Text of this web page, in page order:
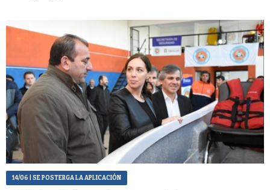
14/06 | SE POSTERGA LA APLICACIÓN